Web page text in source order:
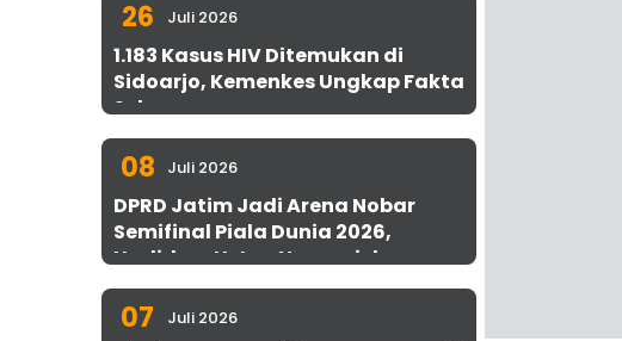
26 Juli 2026
1.183 Kasus HIV Ditemukan di
Sidoarjo, Kemenkes Ungkap Fakta
Sebenarnya
08 Juli 2026
DPRD Jatim Jadi Arena Nobar
Semifinal Piala Dunia 2026,
Hadirkan Uston Nawawi dan
UMKM Gratis untuk 1.000 Warga
07 Juli 2026